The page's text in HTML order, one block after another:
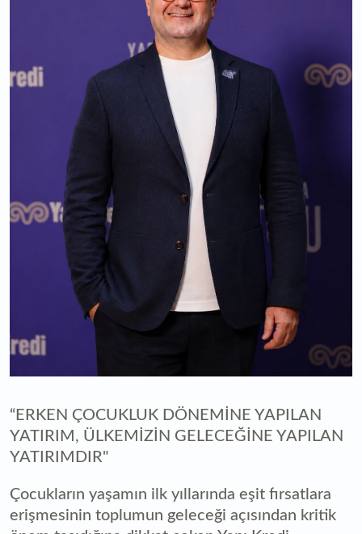
“ERKEN ÇOCUKLUK DÖNEMİNE YAPILAN
YATIRIM, ÜLKEMİZİN GELECEĞİNE YAPILAN
YATIRIMDIR"
Çocukların yaşamın ilk yıllarında eşit fırsatlara
erişmesinin toplumun geleceği açısından kritik